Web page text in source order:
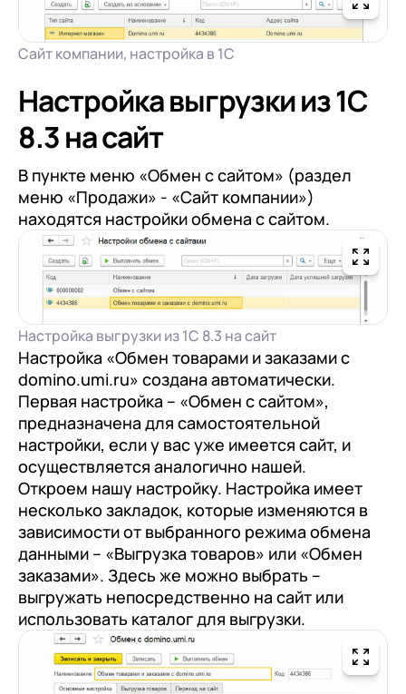
Сайт компании, настройка в 1С
Настройка выгрузки из 1С
8.3 на сайт
В пункте меню «Обмен с сайтом» (раздел
меню «Продажи» - «Сайт компании»)
находятся настройки обмена с сайтом.
Настройка выгрузки из 1С 8.3 на сайт
Настройка «Обмен товарами и заказами с
domino.umi.ru» создана автоматически.
Первая настройка – «Обмен с сайтом»,
предназначена для самостоятельной
настройки, если у вас уже имеется сайт, и
осуществляется аналогично нашей.
Откроем нашу настройку. Настройка имеет
несколько закладок, которые изменяются в
зависимости от выбранного режима обмена
данными – «Выгрузка товаров» или «Обмен
заказами». Здесь же можно выбрать –
выгружать непосредственно на сайт или
использовать каталог для выгрузки.